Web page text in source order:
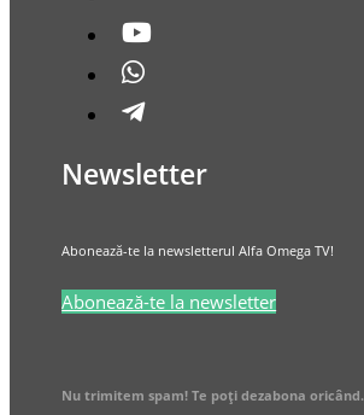
Newsletter
Abonează-te la newsletterul Alfa Omega TV!
Abonează-te la newsletter
Nu trimitem spam! Te poți dezabona oricând.